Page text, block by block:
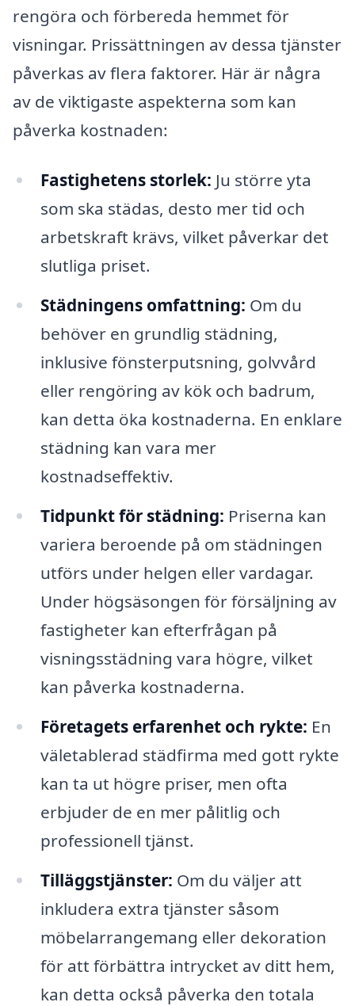
rengöra och förbereda hemmet för
visningar. Prissättningen av dessa tjänster
påverkas av flera faktorer. Här är några
av de viktigaste aspekterna som kan
påverka kostnaden:
Fastighetens storlek: Ju större yta
som ska städas, desto mer tid och
arbetskraft krävs, vilket påverkar det
slutliga priset.
Städningens omfattning: Om du
behöver en grundlig städning,
inklusive fönsterputsning, golvvård
eller rengöring av kök och badrum,
kan detta öka kostnaderna. En enklare
städning kan vara mer
kostnadseffektiv.
Tidpunkt för städning: Priserna kan
variera beroende på om städningen
utförs under helgen eller vardagar.
Under högsäsongen för försäljning av
fastigheter kan efterfrågan på
visningsstädning vara högre, vilket
kan påverka kostnaderna.
Företagets erfarenhet och rykte: En
väletablerad städfirma med gott rykte
kan ta ut högre priser, men ofta
erbjuder de en mer pålitlig och
professionell tjänst.
Tilläggstjänster: Om du väljer att
inkludera extra tjänster såsom
möbelarrangemang eller dekoration
för att förbättra intrycket av ditt hem,
kan detta också påverka den totala